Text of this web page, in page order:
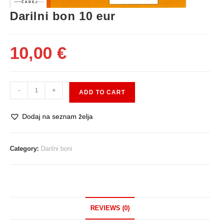
Darilni bon 10 eur
10,00 €
- + ADD TO CART
Dodaj na seznam želja
Category: Darilni boni
REVIEWS (0)